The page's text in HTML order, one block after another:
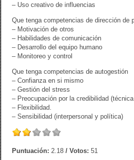
– Uso creativo de influencias
Que tenga competencias de dirección de
– Motivación de otros
– Habilidades de comunicación
– Desarrollo del equipo humano
– Monitoreo y control
Que tenga competencias de autogestión
– Confianza en si mismo
– Gestión del stress
– Preocupación por la credibilidad
– Flexibilidad.
– Sensibilidad (interpersonal y política)
Puntuación: 2.18 / Votos:51